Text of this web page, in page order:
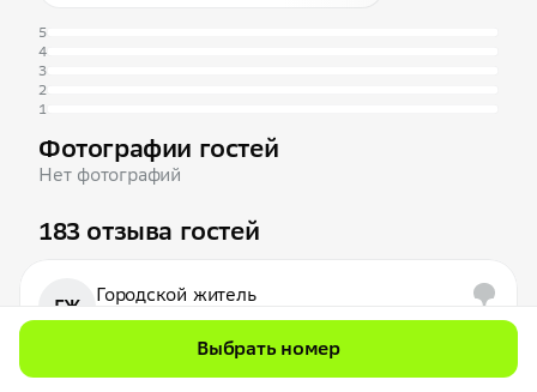
5
4
3
2
1
Фотографии гостей
Нет фотографий
183 отзыва гостей
ГЖ
Городской житель
1 отзыв
Выбрать номер